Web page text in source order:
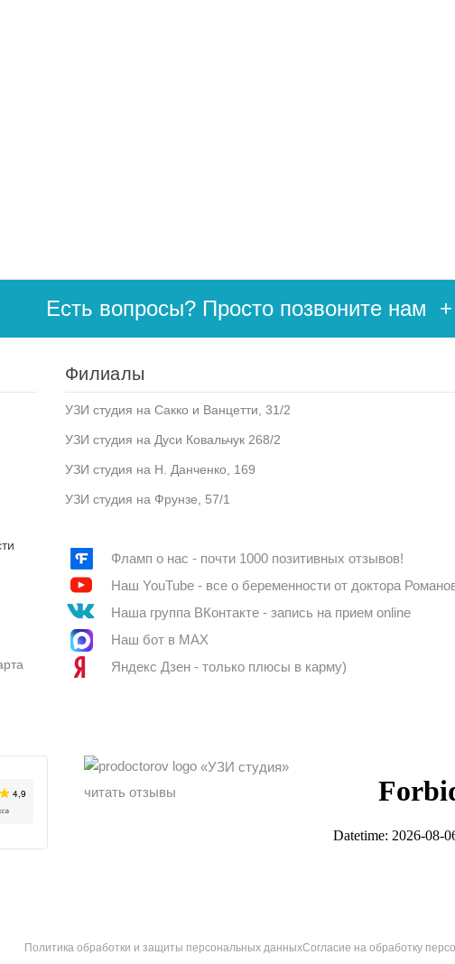
Есть вопросы? Просто позвоните нам
Филиалы
УЗИ студия на Сакко и Ванцетти, 31/2
УЗИ студия на Дуси Ковальчук 268/2
УЗИ студия на Н. Данченко, 169
УЗИ студия на Фрунзе, 57/1
Фламп о нас - почти 1000 позитивных отзывов!
Наш YouTube - все о беременности от доктора
Наша группа ВКонтакте - запись на прием online
Наш бот в MAX
Яндекс Дзен - только плюсы в карму)
«УЗИ студия»
читать отзывы
Политика обработки и защиты персональных данныхСогласие на обработку